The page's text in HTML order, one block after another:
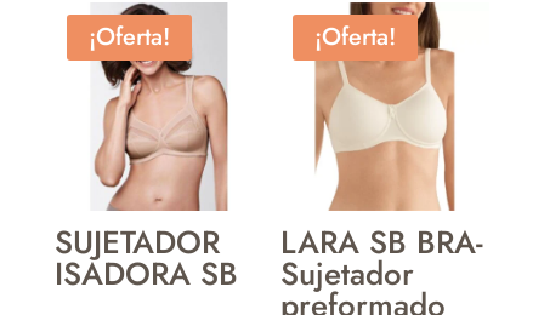
¡Oferta!
SUJETADOR
ISADORA SB
¡Oferta!
LARA SB BRA-
Sujetador
preformado